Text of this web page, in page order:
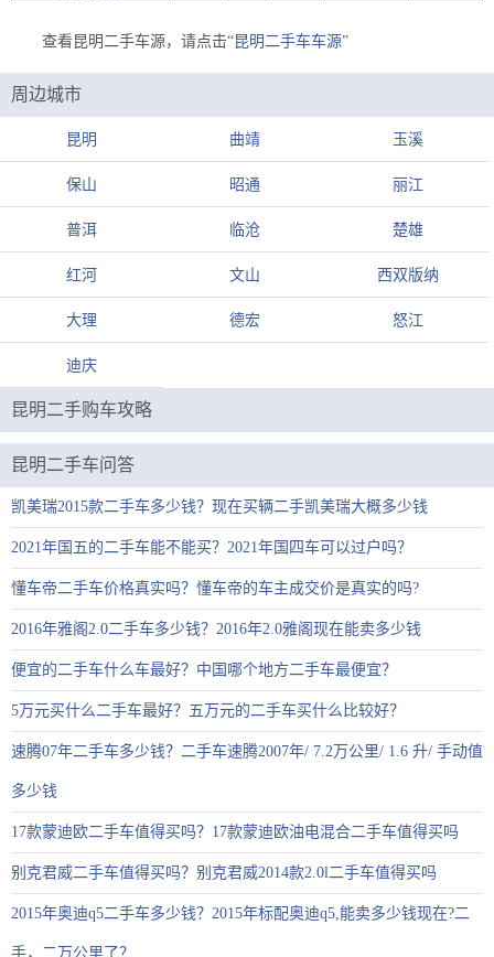
查看昆明二手车源，请点击“昆明二手车车源”
周边城市
昆明 曲靖 玉溪
保山 昭通 丽江
普洱 临沧 楚雄
红河 文山 西双版纳
大理 德宏 怒江
迪庆
昆明二手购车攻略
昆明二手车问答
凯美瑞2015款二手车多少钱？现在买辆二手凯美瑞大概多少钱
2021年国五的二手车能不能买？2021年国四车可以过户吗？
懂车帝二手车价格真实吗？懂车帝的车主成交价是真实的吗?
2016年雅阁2.0二手车多少钱？2016年2.0雅阁现在能卖多少钱
便宜的二手车什么车最好？中国哪个地方二手车最便宜？
5万元买什么二手车最好？五万元的二手车买什么比较好？
速腾07年二手车多少钱？二手车速腾2007年/ 7.2万公里/ 1.6 升/ 手动值
多少钱
17款蒙迪欧二手车值得买吗？17款蒙迪欧油电混合二手车值得买吗
别克君威二手车值得买吗？别克君威2014款2.0l二手车值得买吗
2015年奥迪q5二手车多少钱？2015年标配奥迪q5,能卖多少钱现在?二
手，二万公里了？